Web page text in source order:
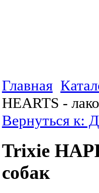
Главная
HEARTS -
Вернуться к:
Trixie
собак